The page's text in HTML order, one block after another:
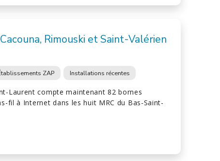
Rimouski et Saint-Valérien
ZAP Installations récentes
Laurent compte maintenant 82 bornes
fil à Internet dans les huit MRC du Bas-Saint-